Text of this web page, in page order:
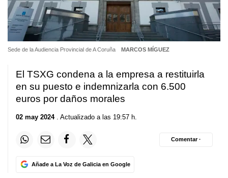
Sede de la Audiencia Provincial de A Coruña MARCOS MÍGUEZ
El TSXG condena a la empresa a restituirla
en su puesto e indemnizarla con 6.500
euros por daños morales
02 may 2024. Actualizado a las 19:57 h.
Añade a La Voz de Galicia en Google
Comentar ·